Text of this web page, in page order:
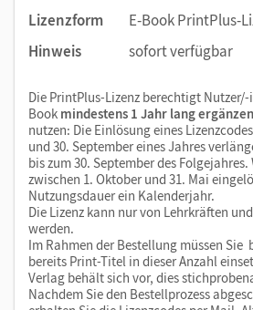
Lizenzform
E-Book PrintPlus-
Hinweis
sofort verfügbar
Die PrintPlus-Lizenz berechtigt Nutzer/-
Book mindestens 1 Jahr lang
nutzen: Die Einlösung eines
und 30. September eines Jahres
bis zum 30. September des
zwischen 1. Oktober und 31. Mai
Nutzungsdauer ein Kalenderjahr.
Die Lizenz kann nur von Lehrkräften
werden.
Im Rahmen der Bestellung müssen Sie
bereits Print-Titel in dieser Anzahl
Verlag behält sich vor, dies
Nachdem Sie den Bestellprozess